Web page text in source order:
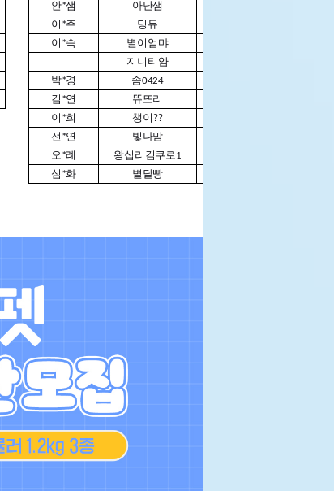
안*샘 아난샘
이*주 딩듀
이*숙 별이엄먀
지니티얌
박*경 솜0424
김*연 뜌또리
이*희
챙이??
선*연
빛나맘
오*례
왕십리김쿠로1
심*화
별달빵